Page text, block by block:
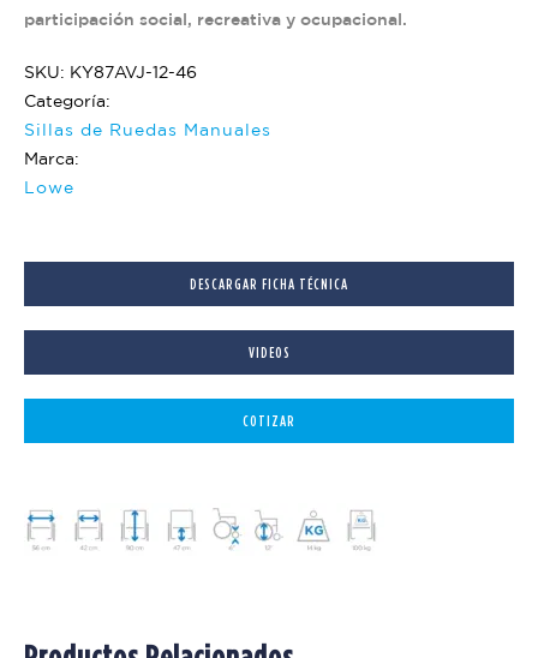
participación social, recreativa y ocupacional.
SKU: KY87AVJ-12-46
Categoría:
Sillas de Ruedas Manuales
Marca:
Lowe
DESCARGAR FICHA TÉCNICA
VIDEOS
COTIZAR